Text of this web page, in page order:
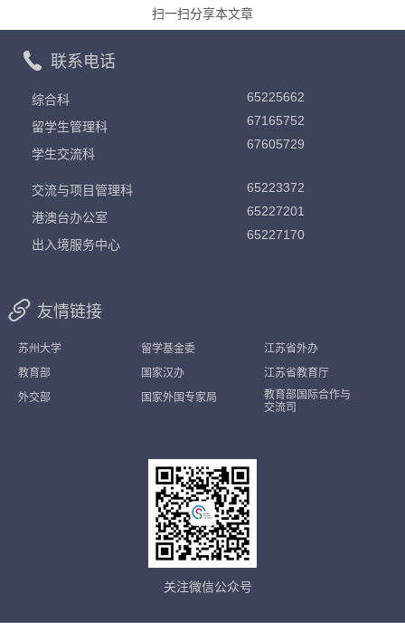
扫一扫分享本文章
联系电话
综合科
留学生管理科
学生交流科
65225662
67165752
67605729
交流与项目管理科
港澳台办公室
出入境服务中心
65223372
65227201
65227170
友情链接
苏州大学
教育部
外交部
留学基金委
国家汉办
国家外国专家局
江苏省外办
江苏省教育厅
教育部国际合作与
交流司
关注微信公众号